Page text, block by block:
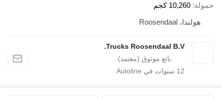
حمولة 10,260 كجم
هولندا، Roosendaal
Trucks Roosendaal B.V.
12 سنوات في Autoline